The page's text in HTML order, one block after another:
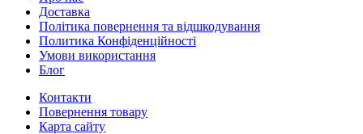
Доставка
Політика повернення та відшкодування
Политика Конфіденційності
Умови використання
Блог
Контакти
Повернення товару
Карта сайту